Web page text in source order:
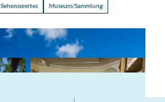
Sehenswertes Museum/Sammlung